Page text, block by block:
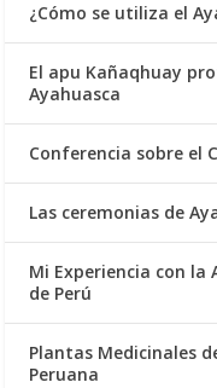
¿Cómo se utiliza el
El apu Kañaqhuay
Ayahuasca
Conferencia sobre el
Las ceremonias de
Mi Experiencia con la
de Perú
Plantas Medicinales
Peruana